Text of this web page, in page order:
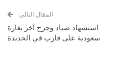
المقال التالي
استشهاد صياد وجرح آخر بغارة
سعودية على قارب في الحديدة